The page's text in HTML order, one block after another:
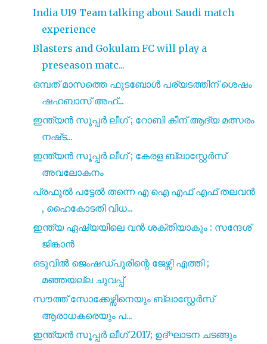
India U19 Team talking about Saudi match
experience
Blasters and Gokulam FC will play a
preseason matc...
ഒമ്പത് മാസത്തെ ഫുടബോൾ പര്യടത്തിന് ശെഷം
ഷഹബാസ് അഹ്...
ഇന്ത്യൻ സൂപ്പർ ലീഗ് ; റോബി കീന് ആദ്യ മത്സരം
നഷ്‌ട...
ഇന്ത്യൻ സൂപ്പർ ലീഗ് ; കേരള ബ്ലാസ്റ്റേർസ്
അവലോകനം
പ്രഫുൽ പട്ടേൽ തന്നെ എ ഐ എഫ് എഫ് തലവൻ
, ഹൈകോടതി വിധ...
ഇന്ത്യ ഏഷ്യയിലെ വൻ ശക്തിയാകും : സന്ദേശ്
ജിങ്കാൻ
ഒടുവിൽ ജെംഷഡ്പൂരിന്റെ ജേഴ്സി എത്തി ;
മഞ്ഞയല്ല ചുവപ്പ്
സൗത്ത് സോക്കേഴ്സിനെയും ബ്ലാസ്റ്റേർസ്
ആരാധകരെയും പ...
ഇന്ത്യൻ സൂപ്പർ ലീഗ് 2017; ഉദ്ഘാടന ചടങ്ങും